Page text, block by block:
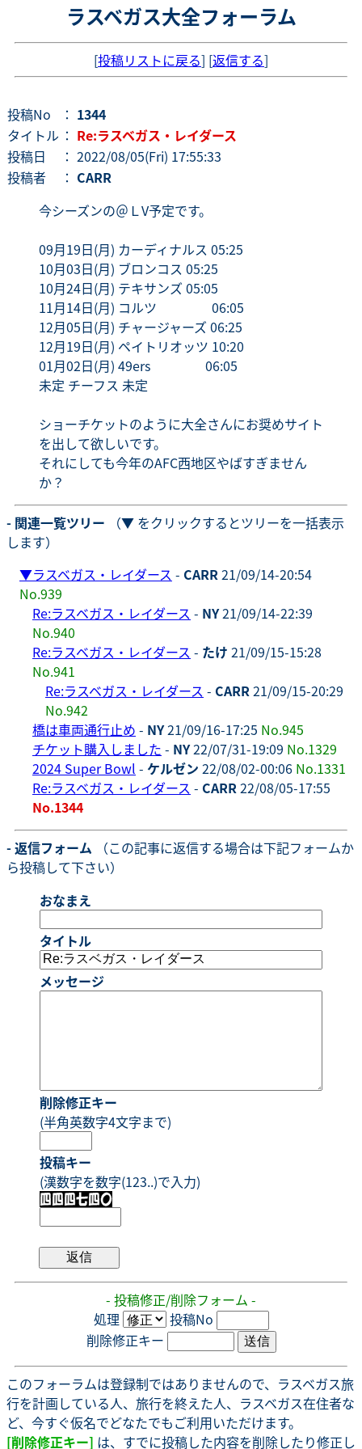
ラスベガス大全フォーラム
[投稿リストに戻る] [返信する]
投稿No ： 1344
タイトル ： Re:ラスベガス・レイダース
投稿日
： 2022/08/05(Fri) 17:55:33
投稿者
： CARR
今シーズンの＠ＬV予定です。
09月19日(月) カーディナルス 05:25
10月03日(月) ブロンコス 05:25
10月24日(月) テキサンズ 05:05
11月14日(月) コルツ 06:05
12月05日(月) チャージャーズ 06:25
12月19日(月) ペイトリオッツ 10:20
01月02日(月) 49ers 06:05
未定 チーフス 未定
ショーチケットのように大全さんにお奨めサイト
を出して欲しいです。
それにしても今年のAFC西地区やばすぎません
か？
- 関連一覧ツリー （▼ をクリックするとツリーを一括表示
します）
▼ラスベガス・レイダース - CARR21/09/14-20:54
No.939
Re:ラスベガス・レイダース - NY21/09/14-22:39
No.940
Re:ラスベガス・レイダース - たけ 21/09/15-15:28
No.941
Re:ラスベガス・レイダース - CARR21/09/15-20:29
No.942
橋は車両通行止め - NY21/09/16-17:25 No.945
チケット購入しました - NY22/07/31-19:09 No.1329
2024 Super Bowl - ケルゼン 22/08/02-00:06 No.1331
Re:ラスベガス・レイダース - CARR22/08/05-17:55
No.1344
- 返信フォーム （この記事に返信する場合は下記フォームか
ら投稿して下さい）
おなまえ
タイトル
メッセージ
削除修正キー
(半角英数字4文字まで)
投稿キー
(漢数字を数字(123..)で入力)
- 投稿修正/削除フォーム -
処理
投稿No
削除修正キー
このフォーラムは登録制ではありませんので、ラスベガス旅
行を計画している人、旅行を終えた人、ラスベガス在住者な
ど、今すぐ仮名でどなたでもご利用いただけます。
[削除修正キー] は、すでに投稿した内容を削除したり修正し